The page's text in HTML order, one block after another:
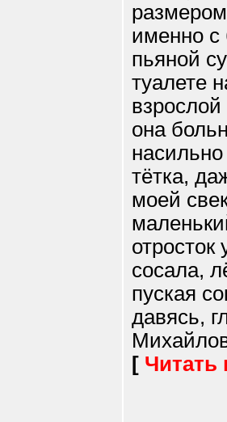
именно с
пьяной
туалете
она
тётка,
моей
сосала,
пуская
давясь,
[ Читать